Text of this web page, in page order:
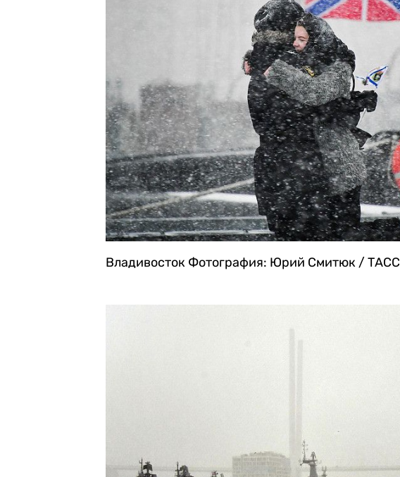
Владивосток Фотография: Юрий Смитюк / ТАСС